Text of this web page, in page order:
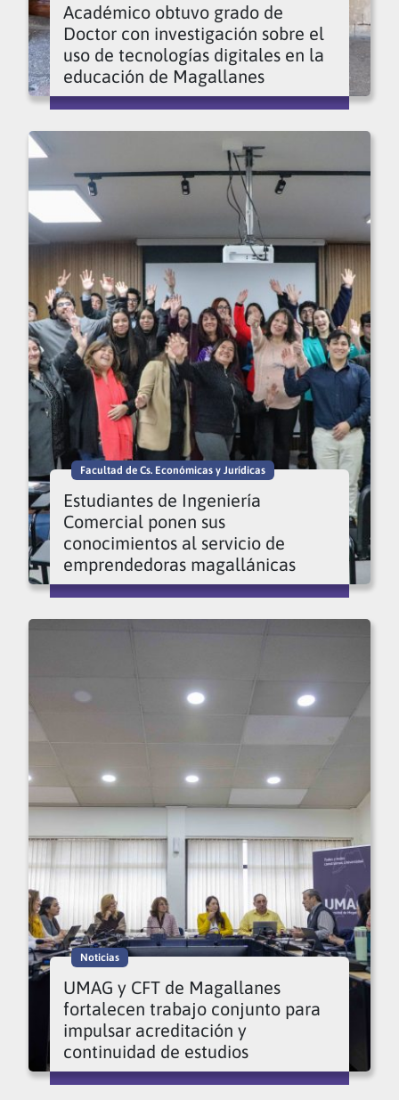
Académico obtuvo grado de
Doctor con investigación sobre el
uso de tecnologías digitales en la
educación de Magallanes
Facultad de Cs. Económicas y Jurídicas
Estudiantes de Ingeniería
Comercial ponen sus
conocimientos al servicio de
emprendedoras magallánicas
Noticias
UMAG y CFT de Magallanes
fortalecen trabajo conjunto para
impulsar acreditación y
continuidad de estudios